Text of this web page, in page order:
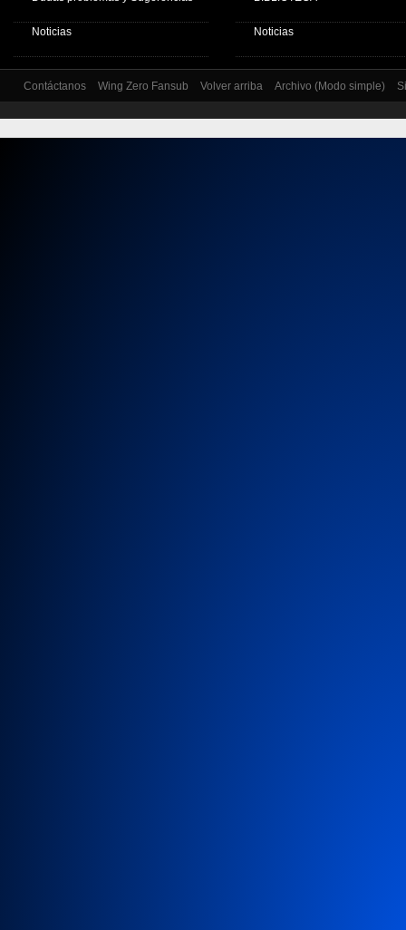
Noticias Noticias
Contáctanos Wing Zero Fansub Volver arriba Archivo (Modo simple)